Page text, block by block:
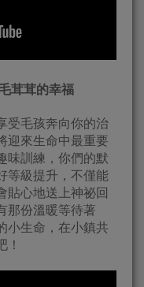
茸茸的幸福
毛孩奔向你的治
迎來生命中最重要
味訓練，你們的默
等級提升，不僅能
貼心地送上神祕回
那份溫暖等待著
小生命，在小鎮共
！